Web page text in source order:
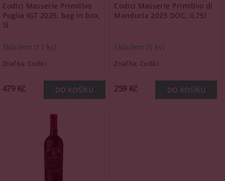
Codici Masserie Primitivo
Puglia IGT 2025, bag in box,
3l
Skladem (11 ks)
Značka: Codici
479 Kč
Codici Masserie Primitivo di
Manduria 2023 DOC, 0,75l
Skladem (5 ks)
Značka: Codici
259 Kč